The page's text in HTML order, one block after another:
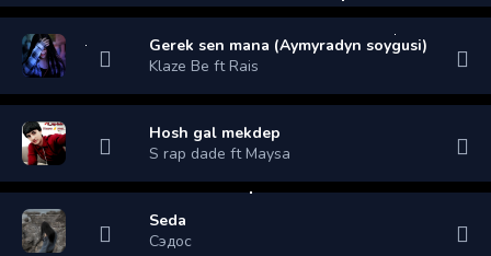
Gerek sen mana (Aymyradyn soygusi)
Klaze Be ft Rais
Hosh gal mekdep
S rap dade ft Maysa
Seda
Сэдос